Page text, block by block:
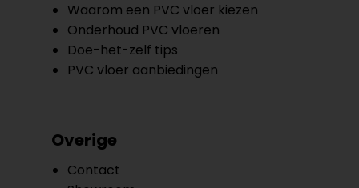
Waarom een PVC vloer kiezen
Onderhoud PVC vloeren
Doe-het-zelf tips
PVC vloer aanbiedingen
Overige
Contact